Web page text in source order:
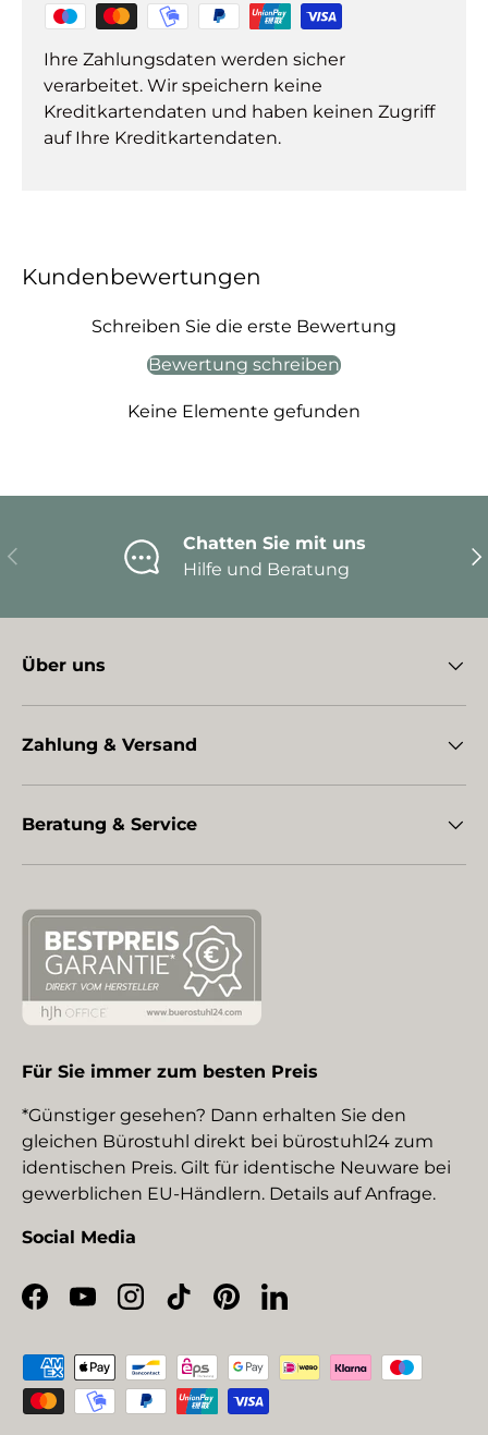
Ihre Zahlungsdaten werden sicher
verarbeitet. Wir speichern keine
Kreditkartendaten und haben keinen Zugriff
auf Ihre Kreditkartendaten.
Kundenbewertungen
Schreiben Sie die erste Bewertung
Bewertung schreiben
Keine Elemente gefunden
Vorherige
Chatten Sie mit uns
Hilfe und Beratung
Über uns
Zahlung & Versand
Beratung & Service
Für Sie immer zum besten Preis
*Günstiger gesehen? Dann erhalten Sie den
gleichen Bürostuhl direkt bei bürostuhl24 zum
identischen Preis. Gilt für identische Neuware bei
gewerblichen EU-Händlern. Details auf Anfrage.
Social Media
Facebook
YouTubeInstagram
TikTokPinterestLinkedIn
Zahlungsmethoden